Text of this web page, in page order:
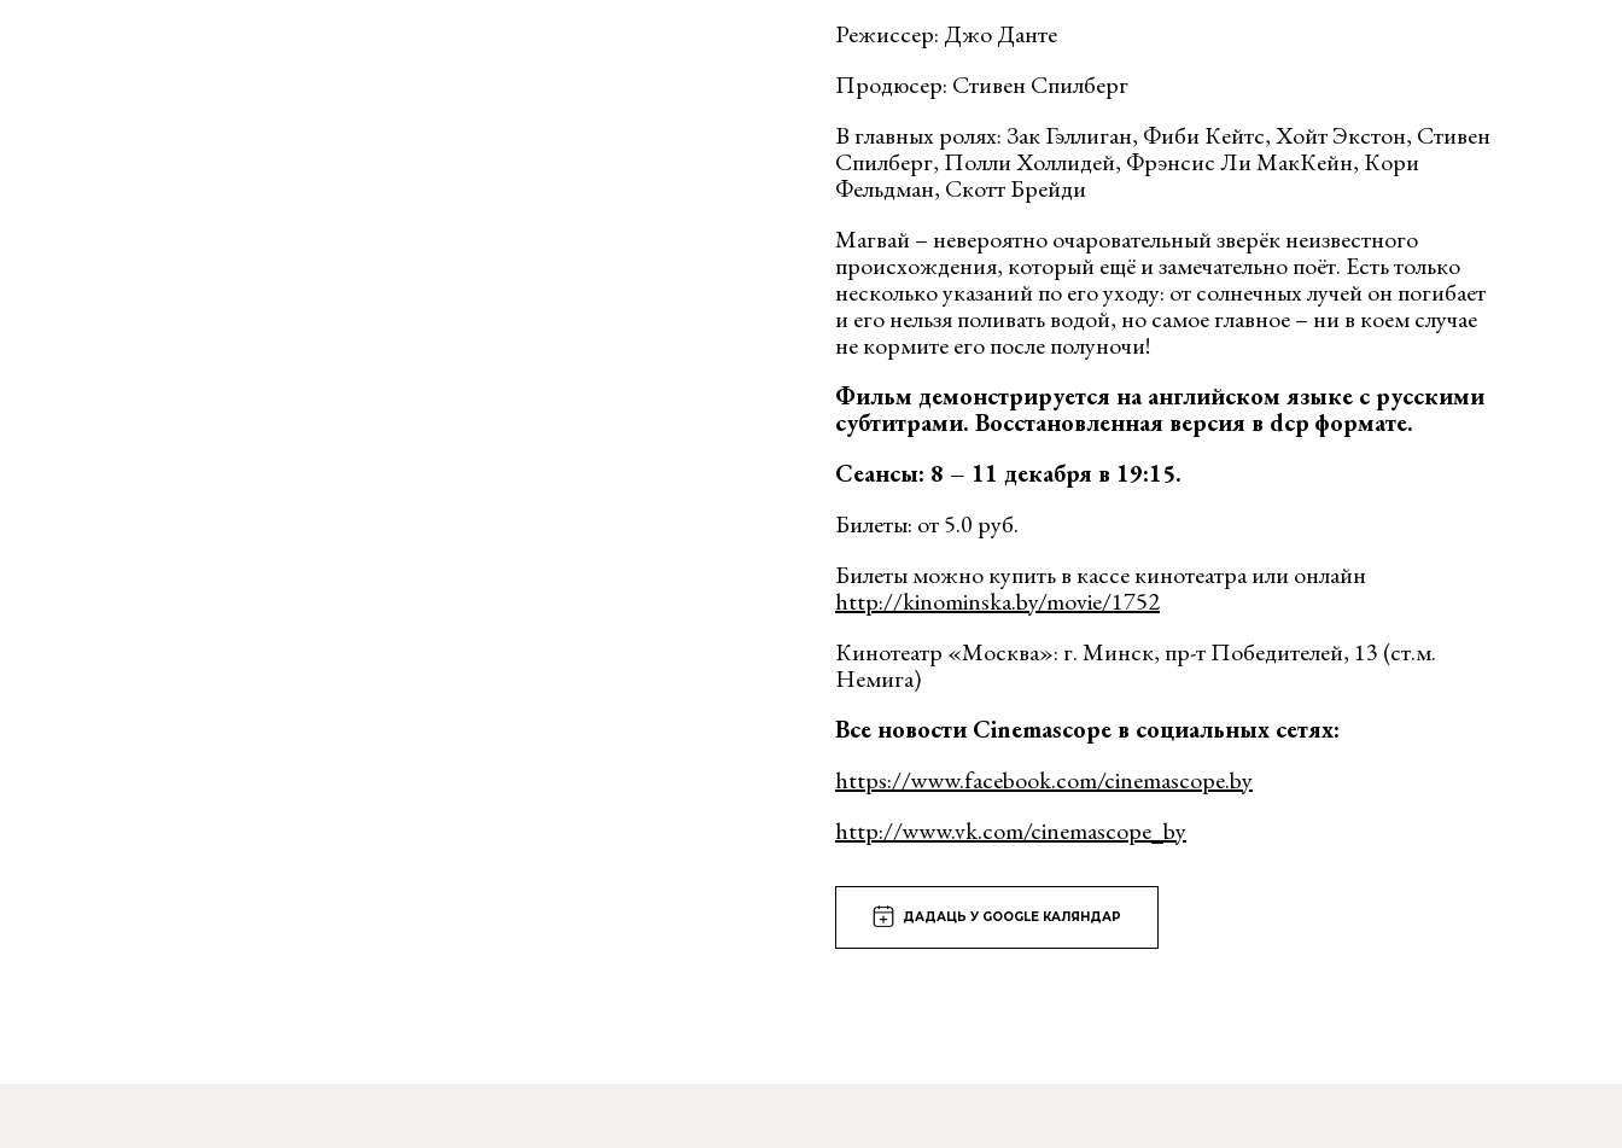
Режиссер: Джо Данте
Продюсер: Стивен Спилберг
В главных ролях: Зак Гэллиган, Фиби Кейтс, Хойт Экстон, Стивен
Спилберг, Полли Холлидей, Фрэнсис Ли МакКейн, Кори
Фельдман, Скотт Брейди
Магвай – невероятно очаровательный зверёк неизвестного
происхождения, который ещё и замечательно поёт. Есть только
несколько указаний по его уходу: от солнечных лучей он погибает
и его нельзя поливать водой, но самое главное – ни в коем случае
не кормите его после полуночи!
Фильм демонстрируется на английском языке с русскими
субтитрами. Восстановленная версия в dcp формате.
Сеансы: 8 – 11 декабря в 19:15.
Билеты: от 5.0 руб.
Билеты можно купить в кассе кинотеатра или онлайн
http://kinominska.by/movie/1752
Кинотеатр «Москва»: г. Минск, пр-т Победителей, 13 (ст.м.
Немига)
Все новости Cinemascope в социальных сетях:
https://www.facebook.com/cinemascope.by
http://www.vk.com/cinemascope_by
ДАДАЦЬ У GOOGLE КАЛЯНДАР